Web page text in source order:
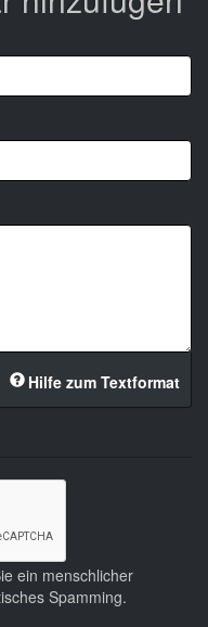
Hilfe zum Textformat
ein menschlicher
Spamming.